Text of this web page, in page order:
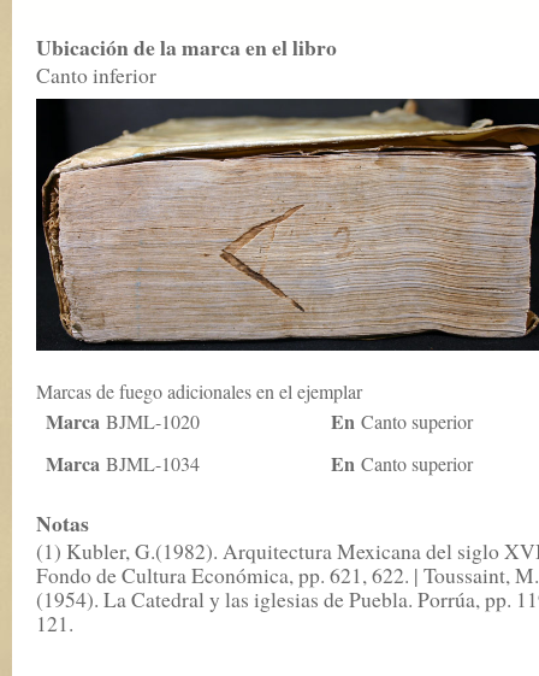
Ubicación de la marca en el libro
Canto inferior
Marcas de fuego adicionales en el ejemplar
Marca BJML-1020 En Canto superior
Marca BJML-1034 En Canto superior
Notas
(1) Kubler, G.(1982). Arquitectura Mexicana del siglo
Fondo de Cultura Económica, pp. 621, 622. | Toussaint, M.
(1954). La Catedral y las iglesias de Puebla. Porrúa, pp.
121.